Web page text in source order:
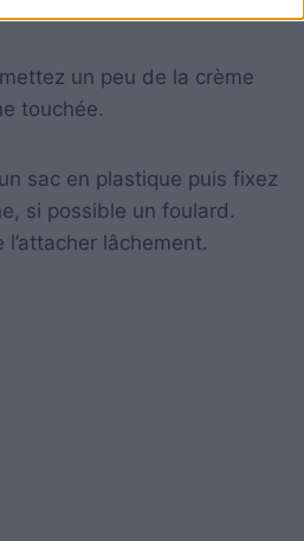
un peu de la crème
touchée.
sac en plastique puis fixez
si possible un foulard.
lâchement.